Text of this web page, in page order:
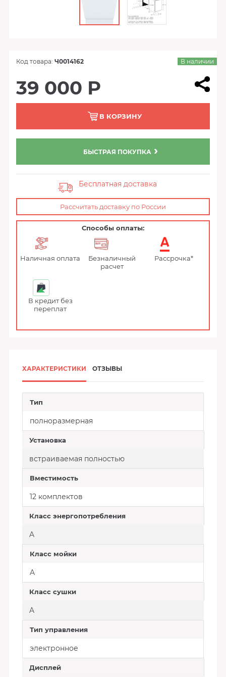
Код товара: Ч0014162 В наличии
39 000 Р
В КОРЗИНУ
БЫСТРАЯ ПОКУПКА
Бесплатная доставка
Рассчитать доставку по России
Способы оплаты:
Наличная оплата
Безналичный
расчет
Рассрочка*
В кредит без
переплат
ХАРАКТЕРИСТИКИ ОТЗЫВЫ
Тип
полноразмерная
Установка
встраиваемая полностью
Вместимость
12 комплектов
Класс энергопотребления
A
Класс мойки
A
Класс сушки
A
Тип управления
электронное
Дисплей